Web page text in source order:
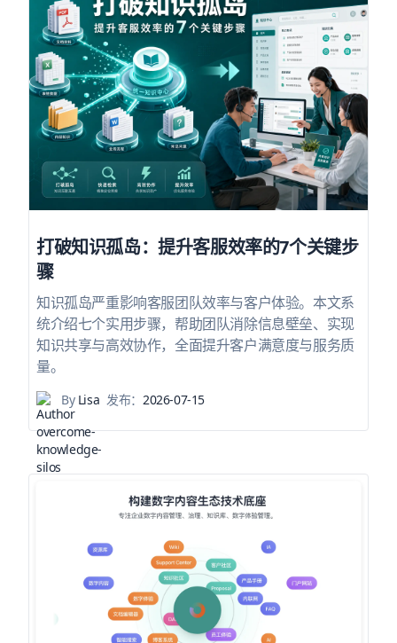
打破知识孤岛：提升客服效率的7个关键步
骤
知识孤岛严重影响客服团队效率与客户体验。本文系
统介绍七个实用步骤，帮助团队消除信息壁垒、实现
知识共享与高效协作，全面提升客户满意度与服务质
量。
ByLisa 发布： 2026-07-15